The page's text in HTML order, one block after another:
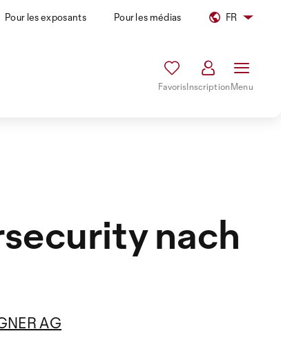
Pour les exposants Pour les médias FR
FavorisInscriptionMenu
nach
AG